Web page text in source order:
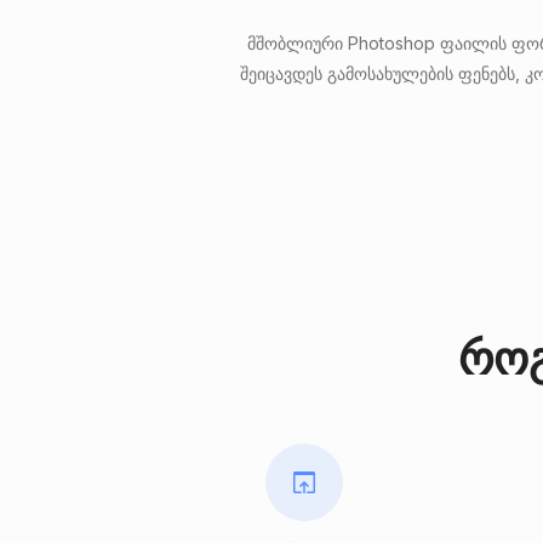
მშობლიური Photoshop ფაილის
შეიცავდეს გამოსახულების ფენებს,